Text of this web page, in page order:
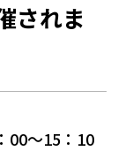
されま
00～15：10